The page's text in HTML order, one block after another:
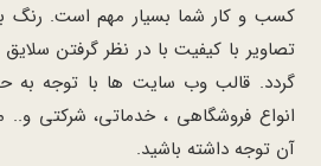
کسب و کار شما بسیار مهم است. رنگ
تصاویر با کیفیت با در نظر گرفتن
گردد. قالب وب سایت ها با توجه به
انواع فروشگاهی ، خدماتی، شرکتی و..
آن توجه داشته باشید.